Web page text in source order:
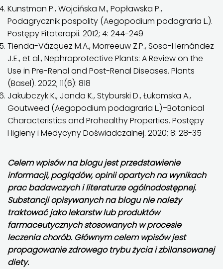
Kunstman P., Wojcińska M., Popławska P.,
Podagrycznik pospolity (Aegopodium podagraria L.).
Postępy Fitoterapii. 2012; 4: 244-249
Tienda-Vázquez M.A., Morreeuw Z.P., Sosa-Hernández
J.E., et al., Nephroprotective Plants: A Review on the
Use in Pre-Renal and Post-Renal Diseases. Plants
(Basel). 2022; 11(6): 818
Jakubczyk K., Janda K., Styburski D., Łukomska A.,
Goutweed (Aegopodium podagraria L.)–Botanical
Characteristics and Prohealthy Properties. Postępy
Higieny i Medycyny Doświadczalnej. 2020; 8: 28-35
Celem wpisów na blogu jest przedstawienie
informacji, poglądów, opinii opartych na wynikach
prac badawczych i literaturze ogólnodostępnej.
Substancji opisywanych na blogu nie należy
traktować jako lekarstw lub produktów
farmaceutycznych stosowanych w procesie
leczenia chorób. Głównym celem wpisów jest
propagowanie zdrowego trybu życia i zbilansowanej
diety.